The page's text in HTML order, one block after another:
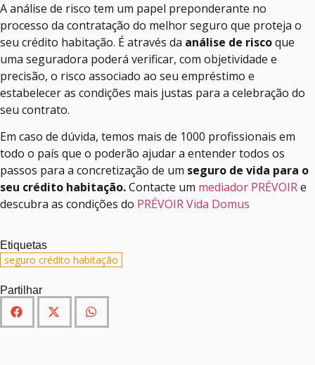
A análise de risco tem um papel preponderante no
processo da contratação do melhor seguro que proteja o
seu crédito habitação. É através da análise de riscoque
uma seguradora poderá verificar, com objetividade e
precisão, o risco associado ao seu empréstimo e
estabelecer as condições mais justas para a celebração do
seu contrato.
Em caso de dúvida, temos mais de 1000 profissionais em
todo o país que o poderão ajudar a entender todos os
passos para a concretização de um seguro de vida para o
seu crédito habitação.Contacte um mediador PRÉVOIRe
descubra as condições do PRÉVOIR Vida Domus
Etiquetas
seguro crédito habitação
Partilhar